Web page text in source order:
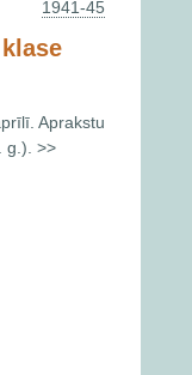
1941-45
Aprakstu
g.). >>